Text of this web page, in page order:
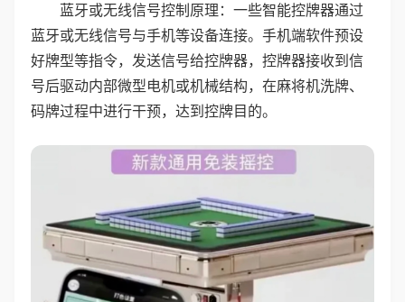
蓝牙或无线信号控制原理：一些智能控牌器通过
蓝牙或无线信号与手机等设备连接。手机端软件预设
好牌型等指令，发送信号给控牌器，控牌器接收到信
号后驱动内部微型电机或机械结构，在麻将机洗牌、
码牌过程中进行干预，达到控牌目的。